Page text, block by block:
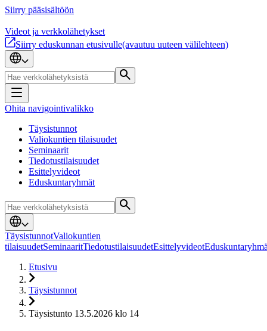
Siirry pääsisältöön
Videot ja verkkolähetykset
Siirry eduskunnan etusivulle(avautuu uuteen välilehteen)
Ohita navigointivalikko
Täysistunnot
Valiokuntien tilaisuudet
Seminaarit
Tiedotustilaisuudet
Esittelyvideot
Eduskuntaryhmät
TäysistunnotValiokuntien
tilaisuudetSeminaaritTiedotustilaisuudetEsittelyvideot
Etusivu
Täysistunnot
Täysistunto 13.5.2026 klo 14